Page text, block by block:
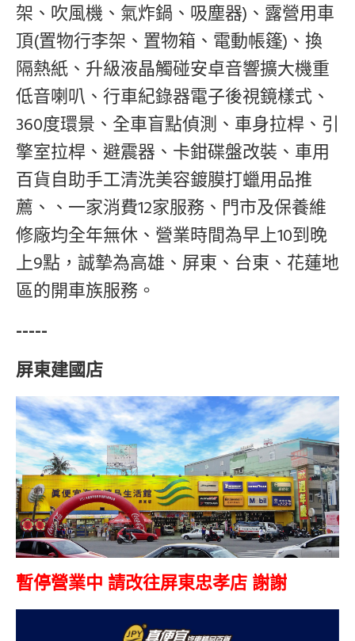
架、吹風機、氣炸鍋、吸塵器)、露營用車
頂(置物行李架、置物箱、電動帳篷)、換
隔熱紙、 升級液晶觸碰安卓音響擴大機重
低音喇叭、行車紀錄器電子後視鏡樣式、
360度環景、全車盲點偵測、車身拉桿、引
擎室拉桿、避震器、卡鉗碟盤改裝、車用
百貨自助手工清洗美容鍍膜打蠟用品推
薦、 、一家消費12家服務、門市及保養維
修廠均全年無休、營業時間為早上10到晚
上9點，誠摯為高雄、屏東、台東、花蓮地
區的開車族服務。
-----
屏東建國店
暫停營業中 請改往屏東忠孝店 謝謝